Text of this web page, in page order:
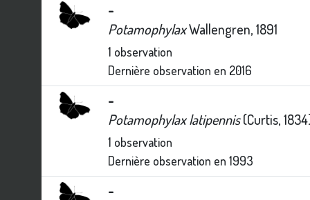
-
PotamophylaxWallengren, 1891
1 observation
Dernière observation en 2016
-
Potamophylax latipennis(Curtis,
1 observation
Dernière observation en 1993
-